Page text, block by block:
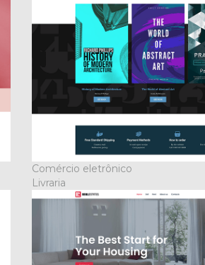
Comércio eletrônico
Livraria